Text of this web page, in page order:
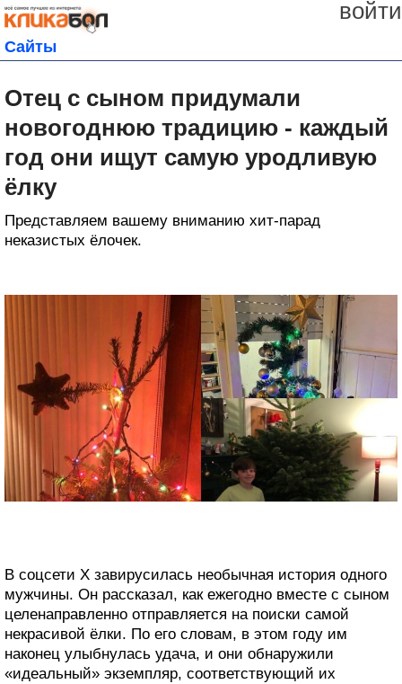
войти
Сайты
Отец с сыном придумали
новогоднюю традицию - каждый
год они ищут самую уродливую
ёлку
Представляем вашему вниманию хит-парад
неказистых ёлочек.
В соцсети X завирусилась необычная история одного
мужчины. Он рассказал, как ежегодно вместе с сыном
целенаправленно отправляется на поиски самой
некрасивой ёлки. По его словам, в этом году им
наконец улыбнулась удача, и они обнаружили
«идеальный» экземпляр, соответствующий их